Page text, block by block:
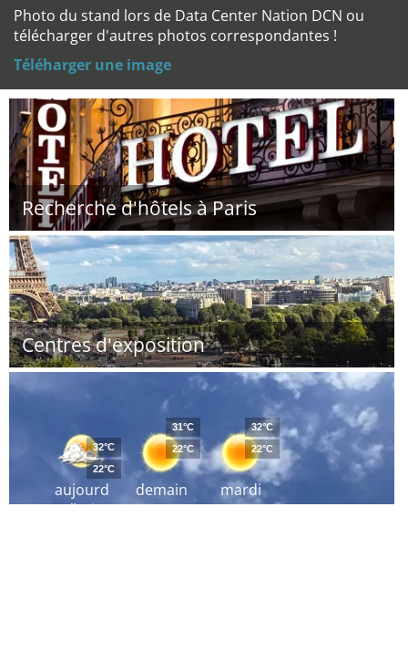
Photo du stand lors de Data Center Nation DCN ou
télécharger d'autres photos correspondantes !
Téléharger une image
Recherche d'hôtels à Paris
Centres d'exposition
aujourd
´hui
32°C
22°C
demain
31°C
22°C
mardi
32°C
22°C